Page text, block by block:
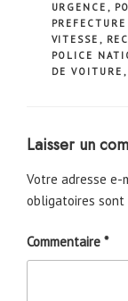
URGENCE ,
VITESSE ,
POLICE
DE VOITURE ,
Laisser un
Votre adresse e-
obligatoires sont
Commentaire *